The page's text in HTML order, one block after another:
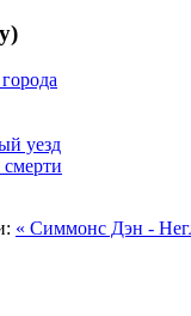
уезд
« Симмонс Дэн -